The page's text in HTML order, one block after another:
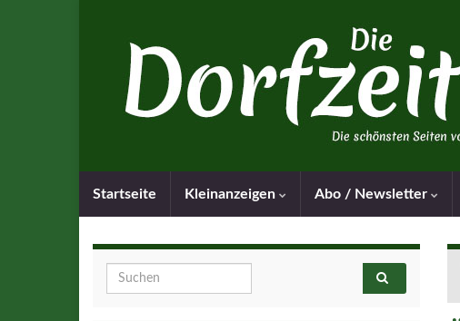
Startseite Kleinanzeigen Abo / Newsletter
Search for: